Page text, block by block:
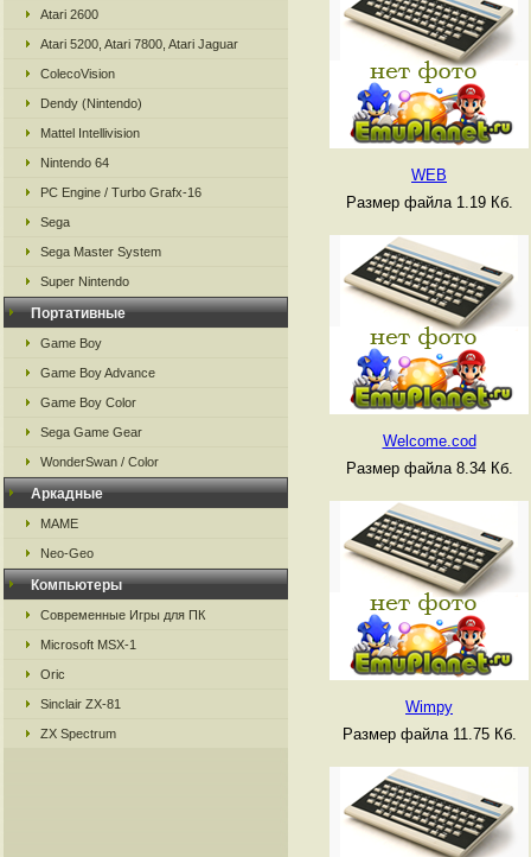
Atari 2600
Atari 5200, Atari 7800, Atari Jaguar
ColecoVision
Dendy (Nintendo)
Mattel Intellivision
Nintendo 64
PC Engine / Turbo Grafx-16
Sega
Sega Master System
Super Nintendo
Портативные
Game Boy
Game Boy Advance
Game Boy Color
Sega Game Gear
WonderSwan / Color
Аркадные
MAME
Neo-Geo
Компьютеры
Современные Игры для ПК
Microsoft MSX-1
Oric
Sinclair ZX-81
ZX Spectrum
WEB
Размер файла 1.19 Кб.
Welcome.cod
Размер файла 8.34 Кб.
Wimpy
Размер файла 11.75 Кб.